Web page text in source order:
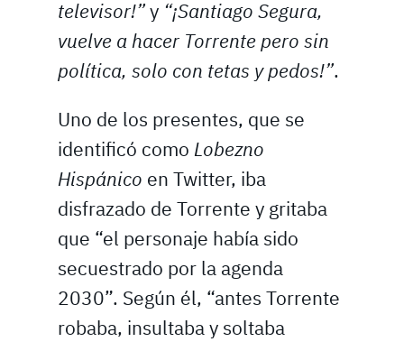
televisor!”y “¡Santiago Segura,
vuelve a hacer Torrente pero sin
política, solo con tetas y pedos!”.
Uno de los presentes, que se
identificó como Lobezno
Hispánico en Twitter, iba
disfrazado de Torrente y gritaba
que “el personaje había sido
secuestrado por la agenda
2030”. Según él, “antes Torrente
robaba, insultaba y soltaba